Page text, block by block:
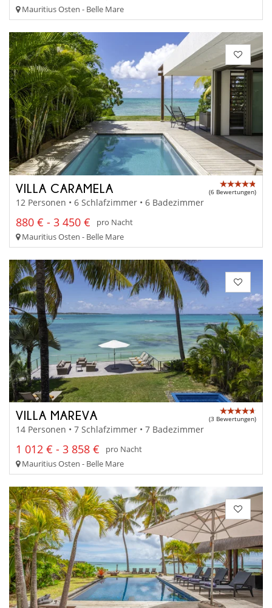
Mauritius Osten - Belle Mare
VILLA CARAMELA (6 Bewertungen)
12 Personen • 6 Schlafzimmer • 6 Badezimmer
880 € - 3 450 €
pro Nacht
Mauritius Osten - Belle Mare
VILLA MAREVA (3 Bewertungen)
14 Personen • 7 Schlafzimmer • 7 Badezimmer
1 012 € - 3 858 €
pro Nacht
Mauritius Osten - Belle Mare